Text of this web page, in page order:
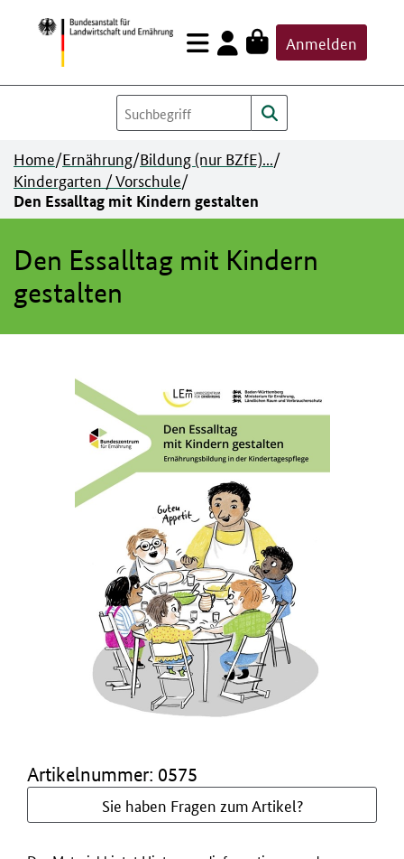
Zum
Inhalt
springen
Anmelden
Home/Ernährung/Bildung (nur BZfE).../
Kindergarten / Vorschule/
Den Essalltag mit Kindern gestalten
Den Essalltag mit Kindern
gestalten
Artikelnummer: 0575
Sie haben Fragen zum Artikel?